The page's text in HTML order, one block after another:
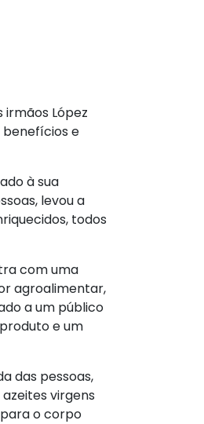
irmãos López
e
à sua
levou a
todos
com uma
agroalimentar,
a um público
e um
das pessoas,
virgens
o corpo